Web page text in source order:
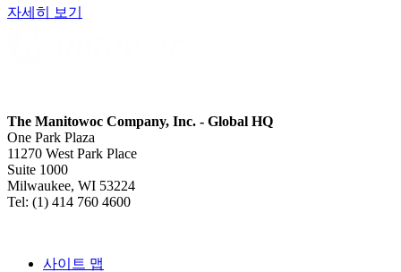
자세히 보기
The Manitowoc Company, Inc. - Global HQ
One Park Plaza
11270 West Park Place
Suite 1000
Milwaukee, WI 53224
Tel: (1) 414 760 4600
사이트 맵